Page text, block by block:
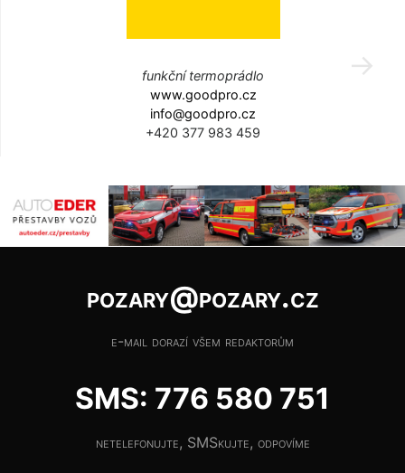
funkční termoprádlo
www.goodpro.cz
info@goodpro.cz
+420 377 983 459
pozary@pozary.cz
e-mail dorazí všem redaktorům
SMS: 776 580 751
netelefonujte, SMSkujte, odpovíme